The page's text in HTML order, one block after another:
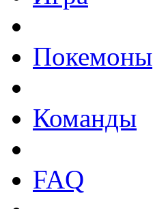
Покемоны
Команды
FAQ